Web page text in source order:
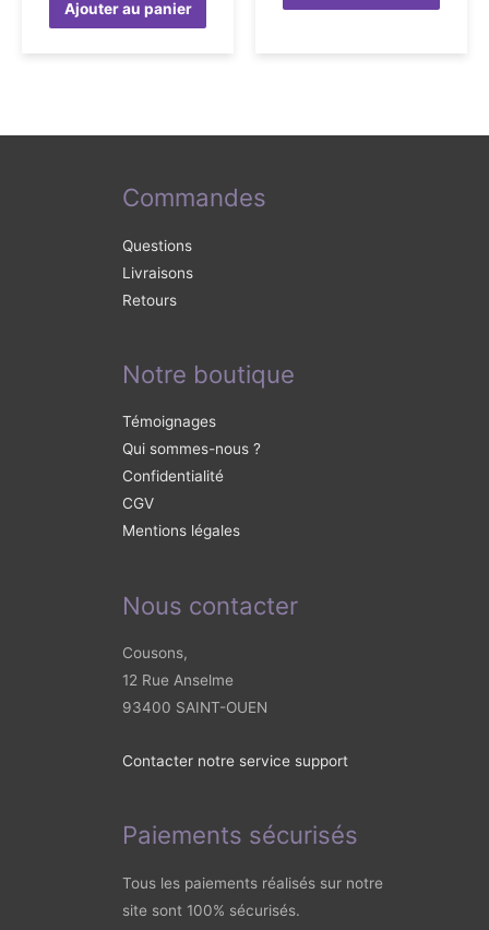
Ajouter au panier
Commandes
Questions
Livraisons
Retours
Notre boutique
Témoignages
Qui sommes-nous ?
Confidentialité
CGV
Mentions légales
Nous contacter
Cousons,
12 Rue Anselme
93400 SAINT-OUEN
Contacter notre service support
Paiements sécurisés
Tous les paiements réalisés sur notre
site sont 100% sécurisés.